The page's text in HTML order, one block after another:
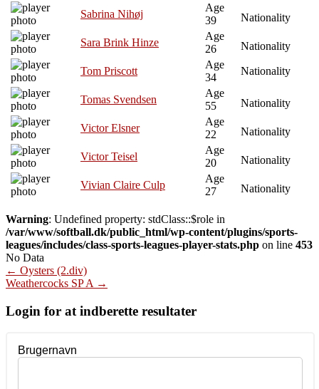
Sabrina Nihøj
Age
39
Nationality
Sara Brink Hinze
Age
26
Nationality
Tom Priscott
Age
34
Nationality
Tomas Svendsen
Age
55
Nationality
Victor Elsner
Age
22
Nationality
Victor Teisel
Age
20
Nationality
Vivian Claire Culp
Age
27
Nationality
Warning: Undefined property: stdClass::$role in
/var/www/softball.dk/public_html/wp-content/plugins/sports-
leagues/includes/class-sports-leagues-player-stats.php on line 453
No Data
Post
navigation
← Oysters (2.div)
Weathercocks SP A →
Login for at indberette resultater
Brugernavn